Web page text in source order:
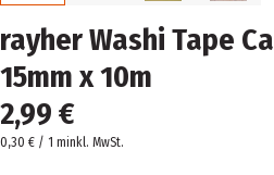
rayher Washi Tape
15mm x 10m
2,99 €
0,30 € / 1 minkl. MwSt.